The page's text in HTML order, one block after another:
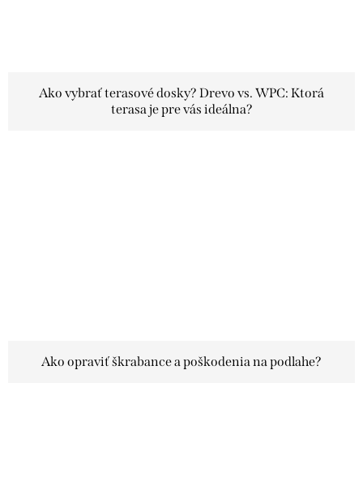
Ako vybrať terasové dosky? Drevo vs. WPC: Ktorá
terasa je pre vás ideálna?
Ako opraviť škrabance a poškodenia na podlahe?